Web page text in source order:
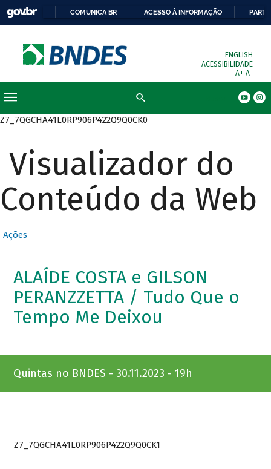
COMUNICA BR ACESSO À INFORMAÇÃO
ENGLISH
ACESSIBILIDADE
A+ A-
Z7_7QGCHA41L0RP906P422Q9Q0CK0
Visualizador do
Conteúdo da Web
Ações
ALAÍDE COSTA e GILSON
PERANZZETTA / Tudo Que o
Tempo Me Deixou
Quintas no BNDES - 30.11.2023 - 19h
Z7_7QGCHA41L0RP906P422Q9Q0CK1